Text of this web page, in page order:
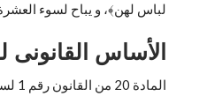
لباس لهن﴾، و يباح لسوء
الأساس القانونى
المادة 20 من القانون رقم 1 لسنة 2000 م هي الأساس القانونى لنظام الخلع، فبموجب هذه المادة تقرر نظام الخلع